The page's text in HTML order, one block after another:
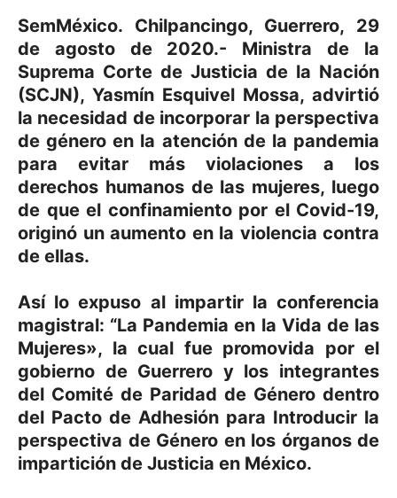
SemMéxico. Chilpancingo, Guerrero, 29
de agosto de 2020.- Ministra de la
Suprema Corte de Justicia de la Nación
(SCJN), Yasmín Esquivel Mossa, advirtió
la necesidad de incorporar la perspectiva
de género en la atención de la pandemia
para evitar más violaciones a los
derechos humanos de las mujeres, luego
de que el confinamiento por el Covid-19,
originó un aumento en la violencia contra
de ellas.
Así lo expuso al impartir la conferencia
magistral: “La Pandemia en la Vida de las
Mujeres», la cual fue promovida por el
gobierno de Guerrero y los integrantes
del Comité de Paridad de Género dentro
del Pacto de Adhesión para Introducir la
perspectiva de Género en los órganos de
impartición de Justicia en México.